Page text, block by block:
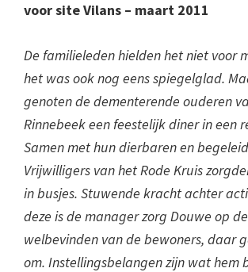
voor site Vilans – maart 2011
De familieleden hielden het niet voor
het was ook nog eens spiegelglad.
genoten de dementerende ouderen
Rinnebeek een feestelijk diner in een
Samen met hun dierbaren en
Vrijwilligers van het Rode Kruis
in busjes. Stuwende kracht achter
deze is de manager zorg Douwe op
welbevinden van de bewoners, daar
om. Instellingsbelangen zijn wat hem